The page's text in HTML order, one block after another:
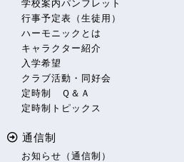
学校案内パンフレット
行事予定表（生徒用）
ハーモニックとは
キャラクター紹介
入学希望
クラブ活動・同好会
定時制 Ｑ＆Ａ
定時制トピックス
通信制
お知らせ（通信制）